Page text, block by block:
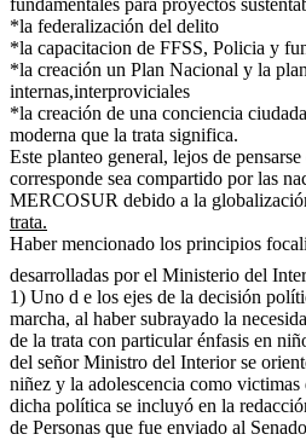
fundamentales para proyectos
*la federalización del delito
*la capacitacion de FFSS, Policia y
*la creación un Plan Nacional y la
internas,interproviciales
*la creación de una conciencia
moderna que la trata significa.
Este planteo general, lejos de
corresponde sea compartido por las
MERCOSUR debido a la
trata.
Haber mencionado los principios
desarrolladas por el Ministerio del
1) Uno d e los ejes de la decisión
marcha, al haber subrayado la
de la trata con particular énfasis en
del señor Ministro del Interior se
niñez y la adolescencia como victimas
dicha política se incluyó en la
de Personas que fue enviado al